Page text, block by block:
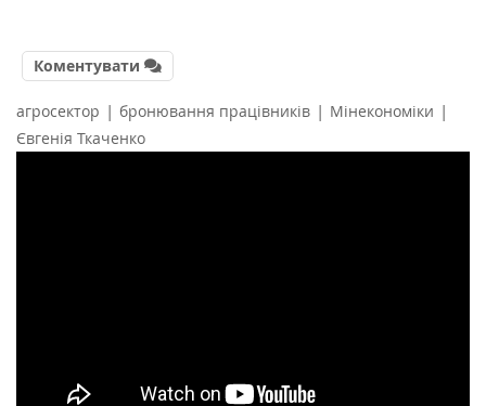
Коментувати
агросектор | бронювання працівників | Мінекономіки |
Євгенія Ткаченко